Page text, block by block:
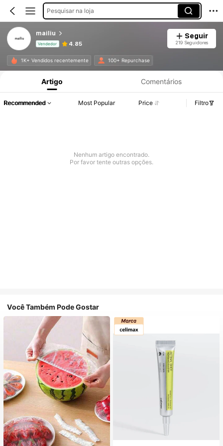
Pesquisar na loja
mailiu
Vendedor 4.85
Seguir
219 Seguidores
1K+ Vendidos recentemente 100+ Repurchase
Informações do Produto: Divulgação de Preço, Vendas e Detalhes de Stock.
Artigo Comentários
Recommended Most Popular Price Filtro
Nenhum artigo encontrado.
Por favor tente outras opções.
Você Também Pode Gostar